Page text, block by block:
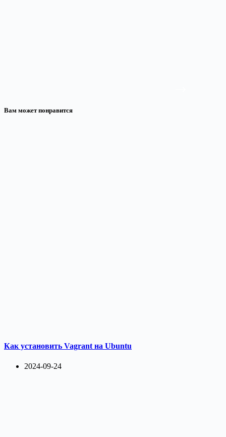
Вам может понравится
Как установить Vagrant на Ubuntu
2024-09-24